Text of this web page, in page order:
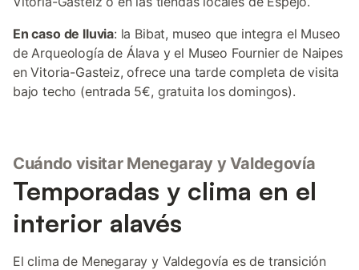
En caso de lluvia: la Bibat, museo que integra el Museo
de Arqueología de Álava y el Museo Fournier de Naipes
en Vitoria-Gasteiz, ofrece una tarde completa de visita
bajo techo (entrada 5€, gratuita los domingos).
Cuándo visitar Menegaray y Valdegovía
Temporadas y clima en el
interior alavés
El clima de Menegaray y Valdegovía es de transición